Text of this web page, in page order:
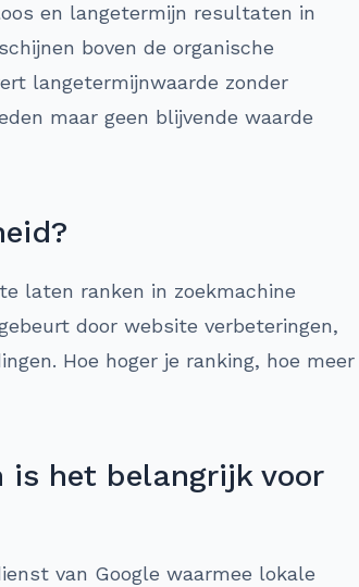
en langetermijn resultaten in
boven de organische
langetermijnwaarde zonder
maar geen blijvende waarde
laten ranken in zoekmachine
door website verbeteringen,
Hoe hoger je ranking, hoe meer
is het belangrijk voor
van Google waarmee lokale